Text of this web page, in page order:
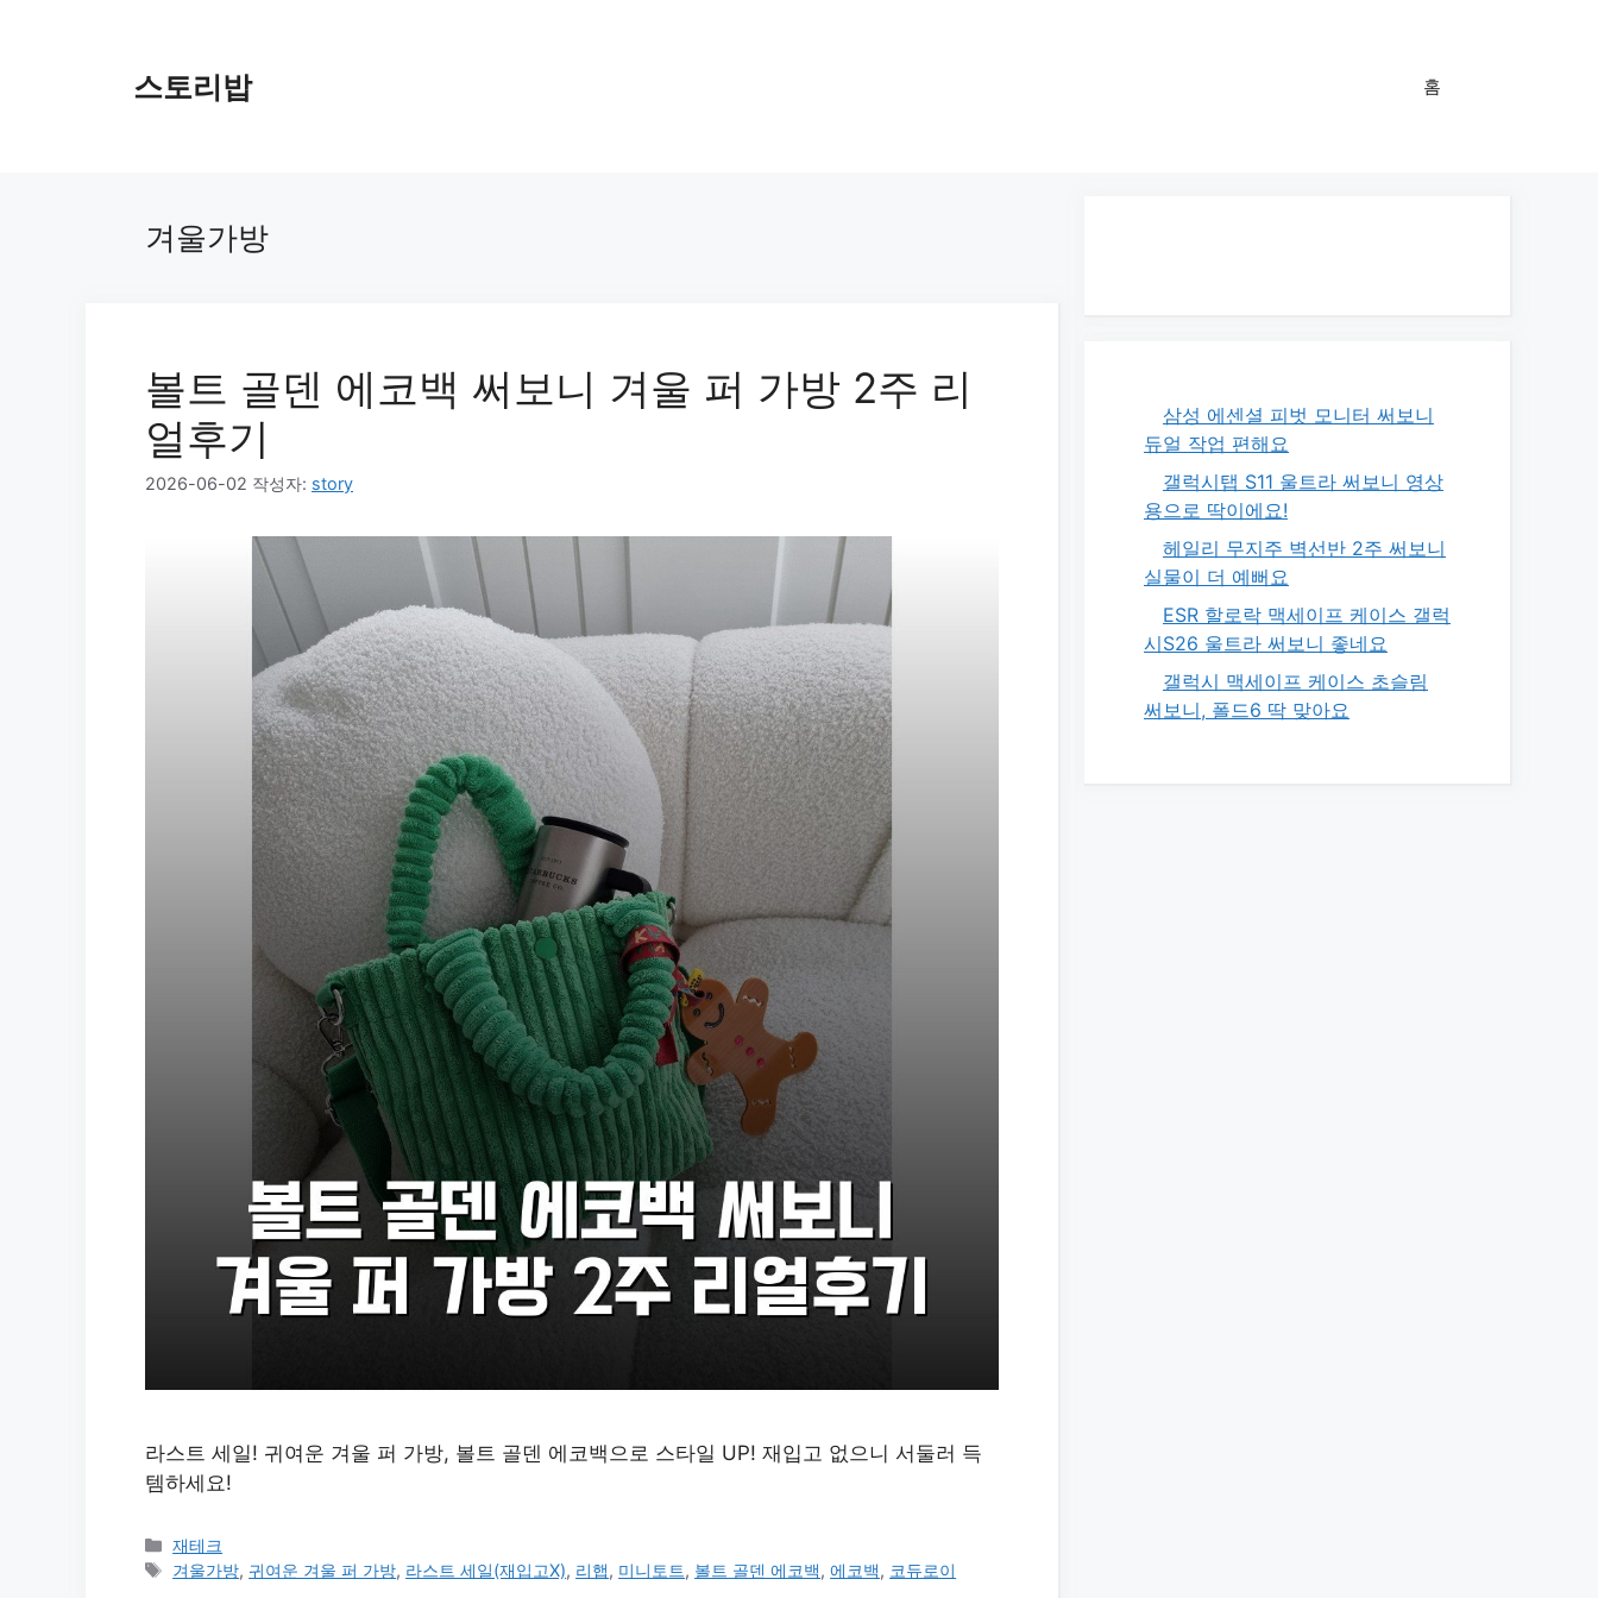
스토리밥 홈
겨울가방
볼트 골덴 에코백 써보니 겨울 퍼 가방 2주 리
얼후기
2026-06-02 작성자: story
라스트 세일! 귀여운 겨울 퍼 가방, 볼트 골덴 에코백으로 스타일 UP! 재입고 없으니 서둘러 득
템하세요!
카
테
재테크
태
겨울가방, 귀여운 겨울 퍼 가방, 라스트 세일(재입고X), 리햅, 미니토트, 볼트 골덴 에코백,에코백, 코듀로이
삼성 에센셜 피벗 모니터 써보니
듀얼 작업 편해요
갤럭시탭 S11 울트라 써보니 영상
용으로 딱이에요!
헤일리 무지주 벽선반 2주 써보니
실물이 더 예뻐요
ESR 할로락 맥세이프 케이스 갤럭
시S26 울트라 써보니 좋네요
갤럭시 맥세이프 케이스 초슬림
써보니, 폴드6 딱 맞아요